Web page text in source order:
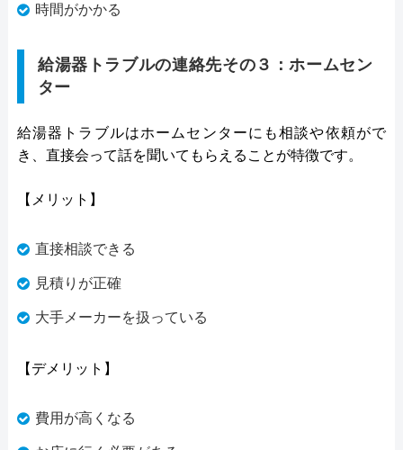
時間がかかる
給湯器トラブルの連絡先その３：ホームセン
ター
給湯器トラブルはホームセンターにも相談や依頼がで
き、直接会って話を聞いてもらえることが特徴です。
【メリット】
直接相談できる
見積りが正確
大手メーカーを扱っている
【デメリット】
費用が高くなる